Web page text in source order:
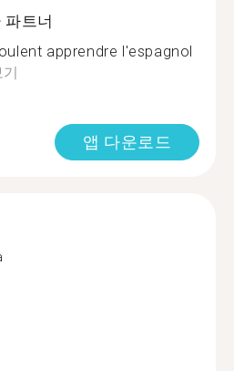
트너
apprendre l'espagnol
앱 다운로드